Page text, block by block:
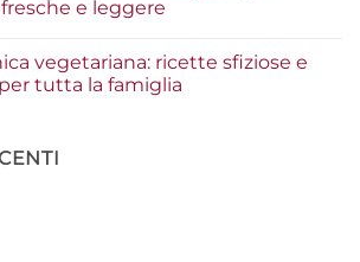
e leggere
vegetariana: ricette sfiziose e
tutta la famiglia